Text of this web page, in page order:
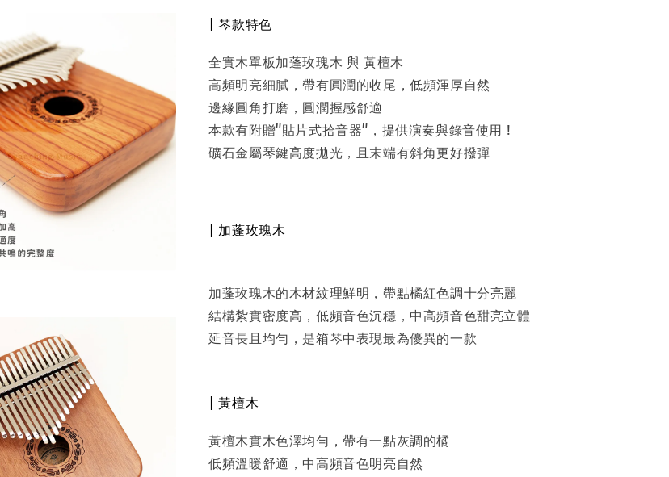
| 琴款特色
全實木單板加蓬玫瑰木 與 黃檀木
高頻明亮細膩，帶有圓潤的收尾，低頻渾厚自然
邊緣圓角打磨，圓潤握感舒適
本款有附贈"貼片式拾音器"，提供演奏與錄音使用 !
礦石金屬琴鍵高度拋光，且末端有斜角更好撥彈
| 加蓬玫瑰木
加蓬玫瑰木的木材紋理鮮明，帶點橘紅色調十分亮麗
結構紮實密度高，低頻音色沉穩，中高頻音色甜亮立體
延音長且均勻，是箱琴中表現最為優異的一款
| 黃檀木
黃檀木實木色澤均勻，帶有一點灰調的橘
低頻溫暖舒適，中高頻音色明亮自然